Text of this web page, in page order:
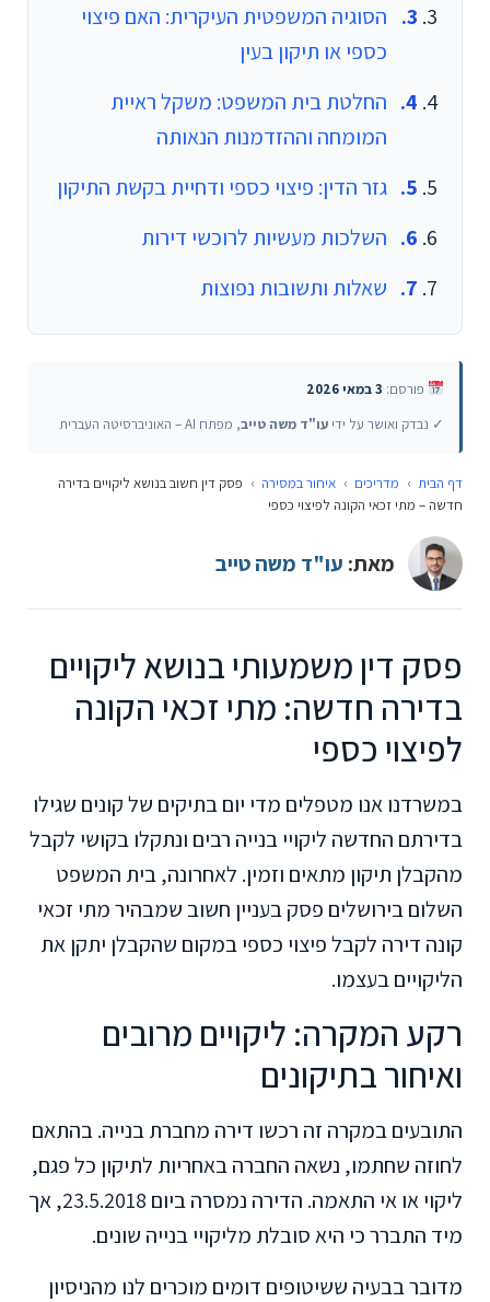
הסוגיה המשפטית העיקרית: האם פיצוי
כספי או תיקון בעין
החלטת בית המשפט: משקל ראיית
המומחה וההזדמנות הנאותה
גזר הדין: פיצוי כספי ודחיית בקשת התיקון
השלכות מעשיות לרוכשי דירות
שאלות ותשובות נפוצות
פורסם: 3 במאי 2026
✓ נבדק ואושר על ידי עו"ד משה טייב, מפתח AI – האוניברסיטה העברית
דף הבית › מדריכים › איחור במסירה › פסק דין חשוב בנושא ליקויים בדירה
חדשה – מתי זכאי הקונה לפיצוי כספי
מאת: עו"ד משה טייב
פסק דין משמעותי בנושא ליקויים
בדירה חדשה: מתי זכאי הקונה
לפיצוי כספי
במשרדנו אנו מטפלים מדי יום בתיקים של קונים שגילו
בדירתם החדשה ליקויי בנייה רבים ונתקלו בקושי לקבל
מהקבלן תיקון מתאים וזמין. לאחרונה, בית המשפט
השלום בירושלים פסק בעניין חשוב שמבהיר מתי זכאי
קונה דירה לקבל פיצוי כספי במקום שהקבלן יתקן את
הליקויים בעצמו.
רקע המקרה: ליקויים מרובים
ואיחור בתיקונים
התובעים במקרה זה רכשו דירה מחברת בנייה. בהתאם
לחוזה שחתמו, נשאה החברה באחריות לתיקון כל פגם,
ליקוי או אי התאמה. הדירה נמסרה ביום 23.5.2018, אך
מיד התברר כי היא סובלת מליקויי בנייה שונים.
מדובר בבעיה ששיטופים דומים מוכרים לנו מהניסיון